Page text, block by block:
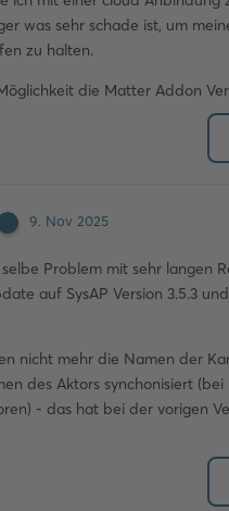
was sehr schade ist, um
zu halten.
die Matter Addon
9. Nov 2025
Problem mit sehr langen
auf SysAP Version 3.5.3
nicht mehr die Namen der
des Aktors synchonisiert (bei
- das hat bei der vorigen